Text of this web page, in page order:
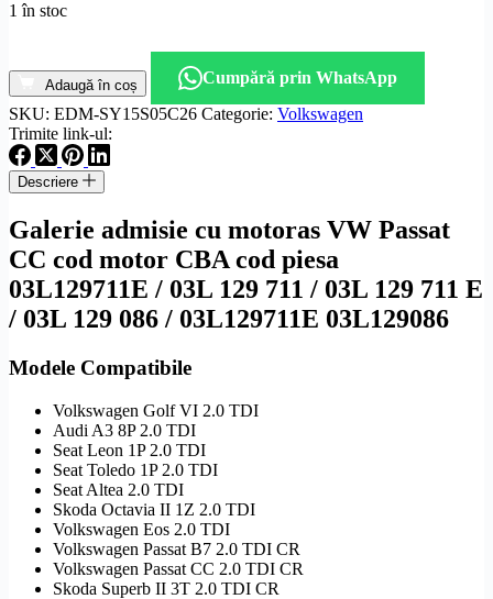
1 în stoc
Galerie
admisie
cu
motoras
VW
Passat
CC
motor
CBA
cod
piesa
03L129711E
Adaugă în coș
Cumpără prin WhatsApp
SKU: EDM-SY15S05C26 Categorie: Volkswagen
Trimite link-ul:
Descriere
Galerie admisie cu motoras VW Passat
CC cod motor CBA cod piesa
03L129711E / 03L 129 711 / 03L 129 711 E
/ 03L 129 086 / 03L129711E 03L129086
Modele Compatibile
Volkswagen Golf VI 2.0 TDI
Audi A3 8P 2.0 TDI
Seat Leon 1P 2.0 TDI
Seat Toledo 1P 2.0 TDI
Seat Altea 2.0 TDI
Skoda Octavia II 1Z 2.0 TDI
Volkswagen Eos 2.0 TDI
Volkswagen Passat B7 2.0 TDI CR
Volkswagen Passat CC 2.0 TDI CR
Skoda Superb II 3T 2.0 TDI CR